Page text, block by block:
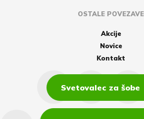
OSTALE POVEZAVE
Akcije
Novice
Kontakt
Svetovalec za šobe